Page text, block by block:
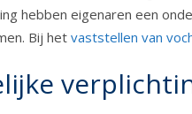
hebben eigenaren een
Bij het vaststellen van